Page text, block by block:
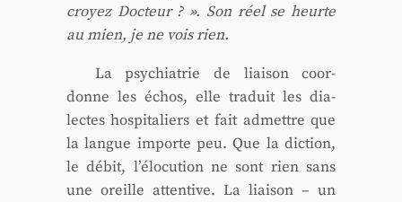
croyez Doc­teur ? ». Son réel se heurte
au mien, je ne vois rien.
La psy­chia­trie de liai­son coor­
donne les échos, elle tra­duit les dia­
lectes hos­pi­ta­liers et fait admettre que
la langue importe peu. Que la dic­tion,
le débit, l’élocution ne sont rien sans
une oreille atten­tive. La liai­son – un